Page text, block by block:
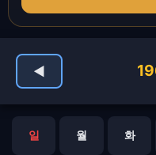
◀
일 월 화